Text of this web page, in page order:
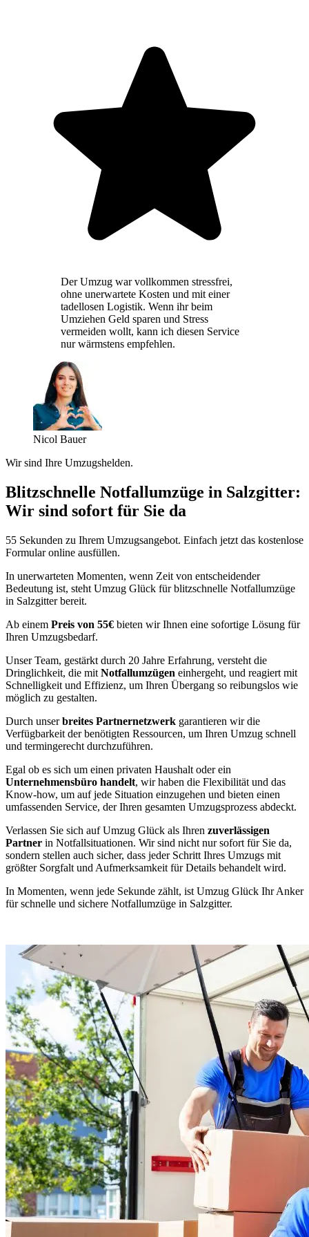
Der Umzug war vollkommen stressfrei,
ohne unerwartete Kosten und mit einer
tadellosen Logistik. Wenn ihr beim
Umziehen Geld sparen und Stress
vermeiden wollt, kann ich diesen Service
nur wärmstens empfehlen.
Nicol Bauer
Wir sind Ihre Umzugshelden.
Blitzschnelle Notfallumzüge in Salzgitter:
Wir sind sofort für Sie da
55 Sekunden zu Ihrem Umzugsangebot. Einfach jetzt das kostenlose
Formular online ausfüllen.
In unerwarteten Momenten, wenn Zeit von entscheidender
Bedeutung ist, steht Umzug Glück für blitzschnelle Notfallumzüge
in Salzgitter bereit.
Ab einem Preis von 55€ bieten wir Ihnen eine sofortige Lösung für
Ihren Umzugsbedarf.
Unser Team, gestärkt durch 20 Jahre Erfahrung, versteht die
Dringlichkeit, die mit Notfallumzügen einhergeht, und reagiert mit
Schnelligkeit und Effizienz, um Ihren Übergang so reibungslos wie
möglich zu gestalten.
Durch unserbreites Partnernetzwerk garantieren wir die
Verfügbarkeit der benötigten Ressourcen, um Ihren Umzug schnell
und termingerecht durchzuführen.
Egal ob es sich um einen privaten Haushalt oder ein
Unternehmensbüro handelt, wir haben die Flexibilität und das
Know-how, um auf jede Situation einzugehen und bieten einen
umfassenden Service, der Ihren gesamten Umzugsprozess abdeckt.
Verlassen Sie sich auf Umzug Glück als Ihren zuverlässigen
Partner in Notfallsituationen. Wir sind nicht nur sofort für Sie da,
sondern stellen auch sicher, dass jeder Schritt Ihres Umzugs mit
größter Sorgfalt und Aufmerksamkeit für Details behandelt wird.
In Momenten, wenn jede Sekunde zählt, ist Umzug Glück Ihr Anker
für schnelle und sichere Notfallumzüge in Salzgitter.